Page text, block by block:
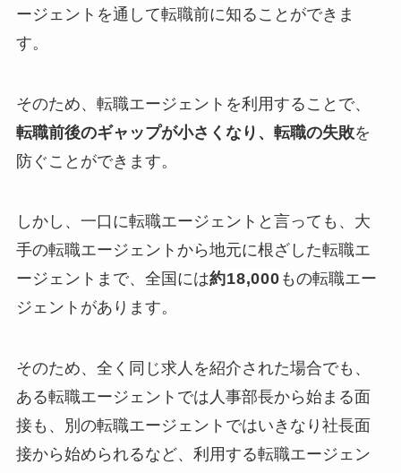
ージェントを通して転職前に知ることができま
す。
そのため、転職エージェントを利用することで、
転職前後のギャップが小さくなり、 転職の失敗を
防ぐことができます。
しかし、一口に転職エージェントと言っても、大
手の転職エージェントから地元に根ざした転職エ
ージェントまで、全国には約18,000 もの転職エー
ジェントがあります。
そのため、全く同じ求人を紹介された場合でも、
ある転職エージェントでは 人事部長から始まる面
接も、別の転職エージェントではいきなり社長面
接から始められるなど、利用する転職エージェン